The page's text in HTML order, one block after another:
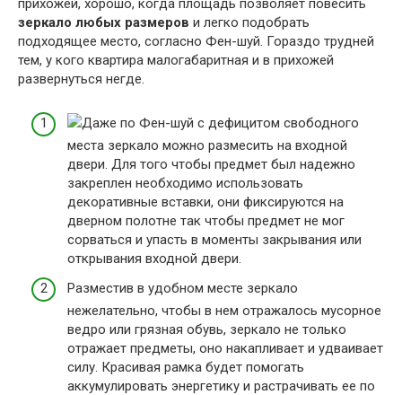
прихожей, хорошо, когда площадь позволяет повесить
зеркало любых размеров и легко подобрать
подходящее место, согласно Фен-шуй. Гораздо трудней
тем, у кого квартира малогабаритная и в прихожей
развернуться негде.
Даже по Фен-шуй с дефицитом свободного
места зеркало можно размесить на входной
двери. Для того чтобы предмет был надежно
закреплен необходимо использовать
декоративные вставки, они фиксируются на
дверном полотне так чтобы предмет не мог
сорваться и упасть в моменты закрывания или
открывания входной двери.
Разместив в удобном месте зеркало
нежелательно, чтобы в нем отражалось мусорное
ведро или грязная обувь, зеркало не только
отражает предметы, оно накапливает и удваивает
силу. Красивая рамка будет помогать
аккумулировать энергетику и растрачивать ее по